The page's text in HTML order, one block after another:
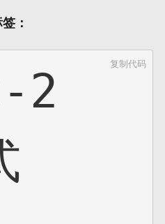
：
复制代码
2